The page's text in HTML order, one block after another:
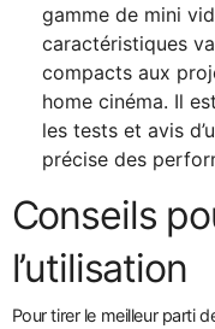
gamme de mini
caractéristiques
compacts aux
home cinéma. Il
les tests et avis
précise des
Conseils
l’utilisation
Pour tirer le meilleur parti